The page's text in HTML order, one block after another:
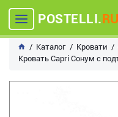
POSTELLI.RU
Каталог Кровати
Кровать Capri Сонум с